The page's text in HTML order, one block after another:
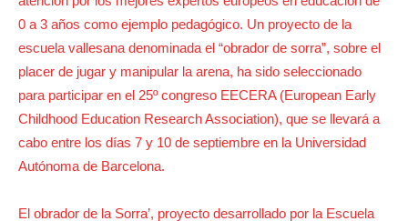
0 a 3 años como ejemplo pedagógico. Un proyecto de la
escuela vallesana denominada el “obrador de sorra”, sobre el
placer de jugar y manipular la arena, ha sido seleccionado
para participar en el 25º congreso EECERA (European Early
Childhood Education Research Association), que se llevará a
cabo entre los días 7 y 10 de septiembre en la Universidad
Autónoma de Barcelona.
El obrador de la Sorra’, proyecto desarrollado por la Escuela